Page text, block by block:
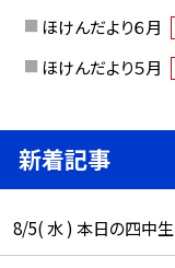
ほけんだより６月
ほけんだより５月
新着記事
8/5( 水 ) 本日の四中生